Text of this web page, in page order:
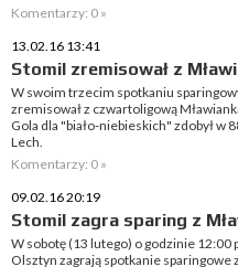
Komentarzy: 0 »
13.02.16 13:41
Stomil zremisował z
W swoim trzecim spotkaniu
zremisował z czwartoligową
Gola dla "biało-niebieskich" zdobył w
Lech.
Komentarzy: 0 »
09.02.16 20:19
Stomil zagra sparing z
W sobotę (13 lutego) o godzinie 12:00
Olsztyn zagrają spotkanie sparingowe